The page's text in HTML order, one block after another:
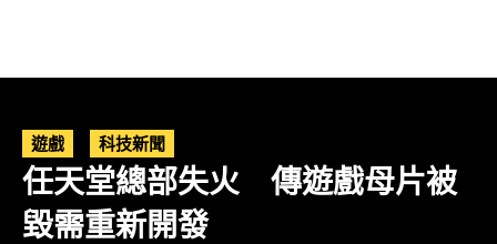
遊戲 科技新聞
任天堂總部失火 傳遊戲母片被
毀需重新開發